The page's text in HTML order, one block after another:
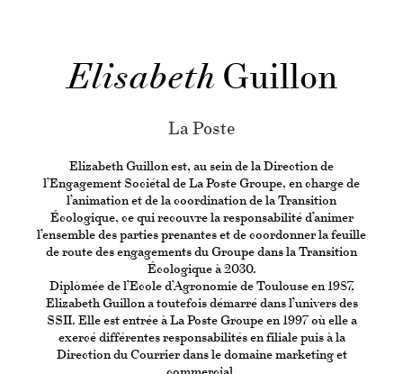
ElisabethGuillon
La Poste
Elizabeth Guillon est, au sein de la Direction de
l’Engagement Sociétal de La Poste Groupe, en charge de
l’animation et de la coordination de la Transition
Écologique, ce qui recouvre la responsabilité d’animer
l’ensemble des parties prenantes et de coordonner la feuille
de route des engagements du Groupe dans la Transition
Écologique à 2030.
Diplômée de l’Ecole d’Agronomie de Toulouse en 1987,
Elizabeth Guillon a toutefois démarré dans l’univers des
SSII. Elle est entrée à La Poste Groupe en 1997 où elle a
exercé différentes responsabilités en filiale puis à la
Direction du Courrier dans le domaine marketing et